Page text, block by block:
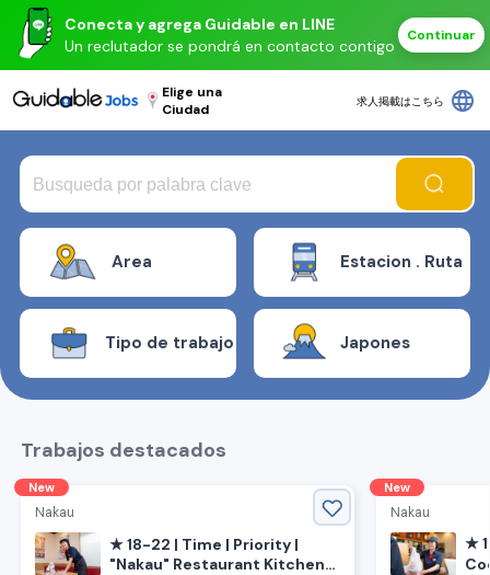
Conecta y agrega Guidable en LINE
Un reclutador se pondrá en contacto contigo
Continuar
Elige una
Ciudad
求人掲載はこちら language
Area Estacion . Ruta
Tipo de trabajo Japones
Trabajos destacados
New
Nakau
★ 18-22 | Time | Priority |
"Nakau" Restaurant Kitchen
New
Nakau
★